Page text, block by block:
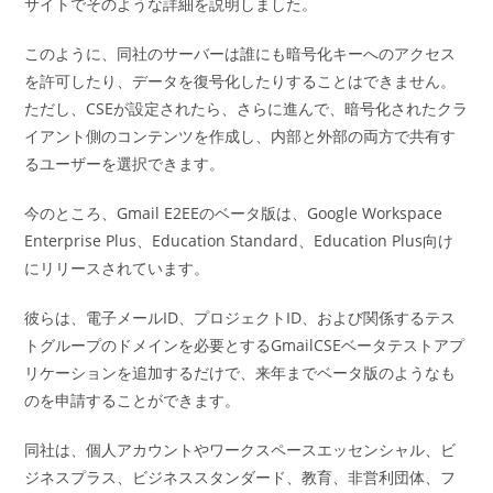
このように、同社のサーバーは誰にも暗号化キーへのアクセス
を許可したり、データを復号化したりすることはできません。
ただし、CSEが設定されたら、さらに進んで、暗号化されたクラ
イアント側のコンテンツを作成し、内部と外部の両方で共有す
るユーザーを選択できます。
今のところ、Gmail E2EEのベータ版は、Google Workspace
Enterprise Plus、Education Standard、Education Plus向け
にリリースされています。
彼らは、電子メールID、プロジェクトID、および関係するテス
トグループのドメインを必要とするGmailCSEベータテストアプ
リケーションを追加するだけで、来年までベータ版のようなも
のを申請することができます。
同社は、個人アカウントやワークスペースエッセンシャル、ビ
ジネスプラス、ビジネススタンダード、教育、非営利団体、フ